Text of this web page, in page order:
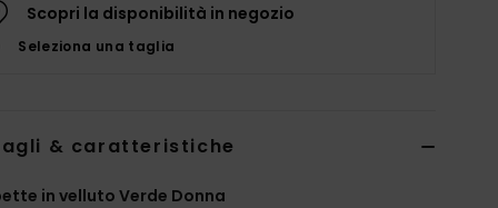
Scopri la disponibilità in negozio
Seleziona una taglia
& caratteristiche
in velluto Verde Donna